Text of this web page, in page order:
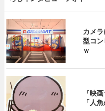
カメ
型コ
ｗ
『映
「人